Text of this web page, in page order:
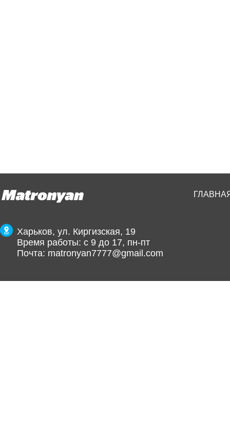
Харьков, ул. Киргизская, 19
Время работы: с 9 до 17, пн-пт
Почта: matronyan7777@gmail.com